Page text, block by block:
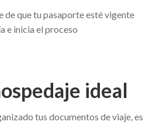
de que tu pasaporte esté vigente
e inicia el proceso
ideal
tus documentos de viaje, es